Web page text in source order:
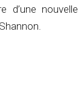
d’une nouvelle